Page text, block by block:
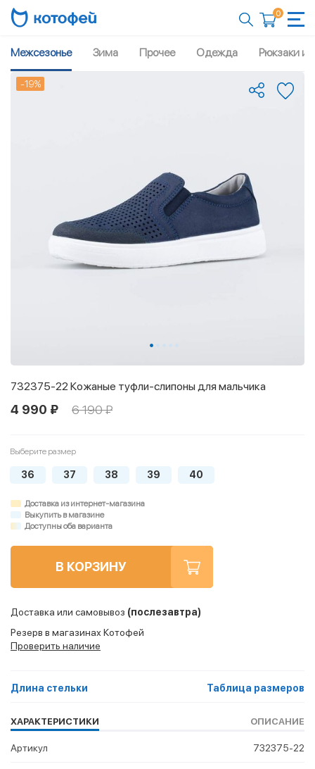
0
Межсезонье Зима Прочее Одежда Рюкзаки и
-19%
732375-22 Кожаные туфли-слипоны для мальчика
4 990 ₽ 6 190 ₽
Выберите размер
36 37 38 39 40
Доставка из интернет-магазина
Выкупить в магазине
Доступны оба варианта
В КОРЗИНУ
Доставка или самовывоз (послезавтра)
Резерв в магазинах Котофей
Проверить наличие
Длина стельки Таблица размеров
ХАРАКТЕРИСТИКИ ОПИСАНИЕ
Артикул 732375-22